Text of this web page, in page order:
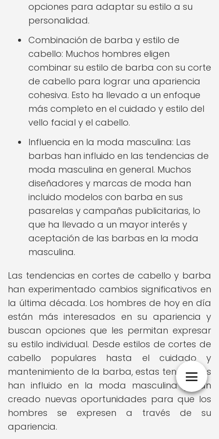
opciones para adaptar su estilo a su
personalidad.
Combinación de barba y estilo de
cabello: Muchos hombres eligen
combinar su estilo de barba con su corte
de cabello para lograr una apariencia
cohesiva. Esto ha llevado a un enfoque
más completo en el cuidado y estilo del
vello facial y el cabello.
Influencia en la moda masculina: Las
barbas han influido en las tendencias de
moda masculina en general. Muchos
diseñadores y marcas de moda han
incluido modelos con barba en sus
pasarelas y campañas publicitarias, lo
que ha llevado a un mayor interés y
aceptación de las barbas en la moda
masculina.
Las tendencias en cortes de cabello y barba
han experimentado cambios significativos en
la última década. Los hombres de hoy en día
están más interesados en su apariencia y
buscan opciones que les permitan expresar
su estilo individual. Desde estilos de cortes de
cabello populares hasta el cuidado y
mantenimiento de la barba, estas tendencias
han influido en la moda masculina y han
creado nuevas oportunidades para que los
hombres se expresen a través de su
apariencia.